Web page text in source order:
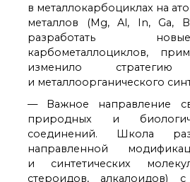
в металлокарбоциклах на
металлов (Mg, Al, In, Ga,
разработать
карбометаллоциклов,
изменило стратегию
и металлоорганического
— Важное направление
природных и
соединений. Школа
направленной
и синтетических
стероидов, алкалоидов) с